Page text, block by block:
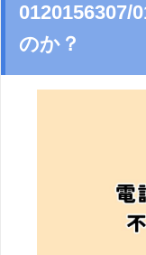
0120156307/
のか？